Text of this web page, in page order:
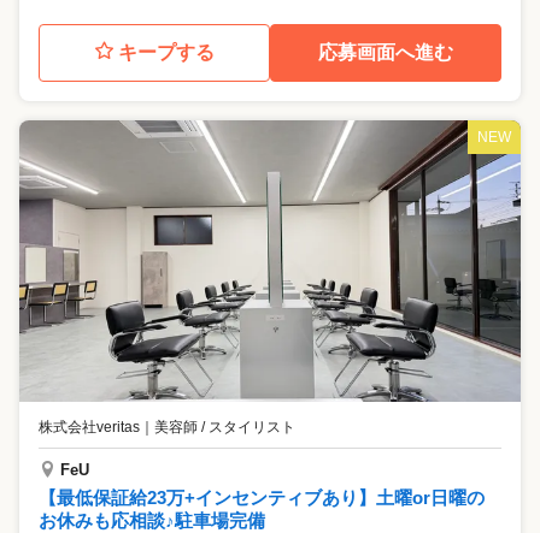
キープする 応募画面へ進む
NEW
株式会社veritas 美容師 / スタイリスト
FeU
【最低保証給23万+インセンティブあり】土曜or日曜の
お休みも応相談♪駐車場完備